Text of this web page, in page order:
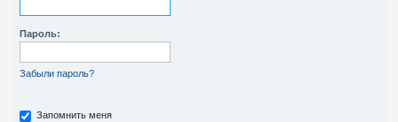
Пароль:
Забыли пароль?
Запомнить меня